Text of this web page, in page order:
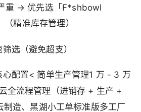
重 → 优先选「F*shbowl
精准库存管理）
选（避免超支）
心配置< 简单生产管理1 万 - 3 万
全流程管理（进销存 + 生产 +
造、黑湖小工单标准版多工厂